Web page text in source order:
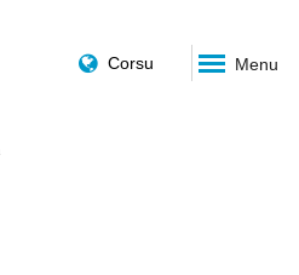
Corsu Menu